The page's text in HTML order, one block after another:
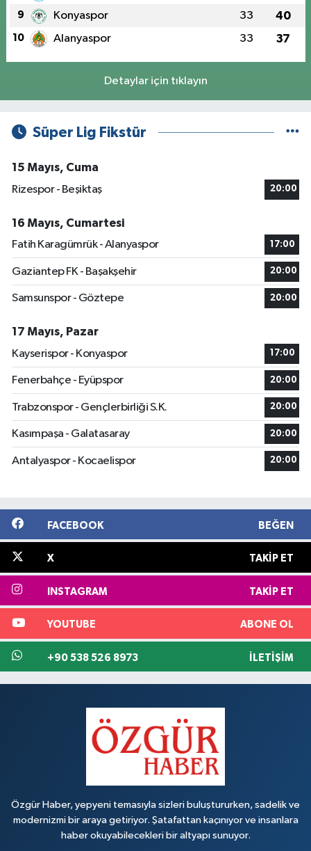
9 Konyaspor 33 40
10 Alanyaspor 33 37
Detaylar için tıklayın
Süper Lig Fikstür
15 Mayıs, Cuma
Rizespor - Beşiktaş
20:00
16 Mayıs, Cumartesi
Fatih Karagümrük - Alanyaspor
17:00
Gaziantep FK - Başakşehir 20:00
Samsunspor - Göztepe 20:00
17 Mayıs, Pazar
Kayserispor - Konyaspor
17:00
Fenerbahçe - Eyüpspor 20:00
Trabzonspor - Gençlerbirliği S.K. 20:00
Kasımpaşa - Galatasaray 20:00
Antalyaspor - Kocaelispor 20:00
FACEBOOK BEĞEN
X TAKIP ET
INSTAGRAM TAKIP ET
YOUTUBE ABONE OL
+90 538 526 8973 İLETIŞIM
Özgür Haber, yepyeni temasıyla sizleri buluştururken, sadelik ve
modernizmi bir araya getiriyor. Şatafattan kaçınıyor ve insanlara
haber okuyabilecekleri bir altyapı sunuyor.